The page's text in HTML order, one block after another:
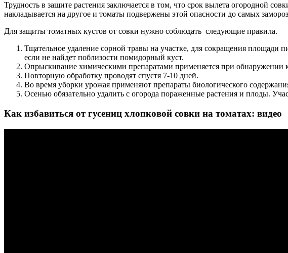
Трудность в защите растения заключается в том, что срок вылета огородной
накладывается на другое и томаты подвержены этой опасности до самых
Для защиты томатных кустов от совки нужно соблюдать следующие правила.
Тщательное удаление сорной травы на участке, для сокращения площади
если не найдет поблизости помидорный куст.
Опрыскивание химическими препаратами применяется при
Повторную обработку проводят спустя 7-10 дней.
Во время уборки урожая применяют препараты биологического
Осенью обязательно удалить с огорода пораженные растения и плоды.
Как избавиться от гусениц хлопковой совки на томатах: видео